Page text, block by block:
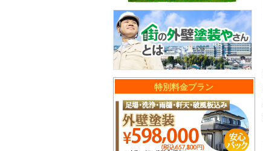
特別料金プラン